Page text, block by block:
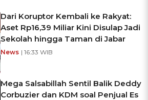
Dari Koruptor Kembali ke Rakyat:
Aset Rp16,39 Miliar Kini Disulap Jadi
Sekolah hingga Taman di Jabar
News | 16:33 WIB
Mega Salsabillah Sentil Balik Deddy
Corbuzier dan KDM soal Penjual Es